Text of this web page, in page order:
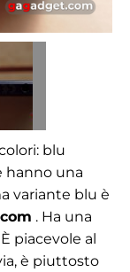
blu
hanno una
variante blu è
. Ha una
piacevole al
è piuttosto